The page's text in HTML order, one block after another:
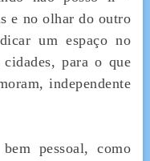
e no olhar do outro
um espaço no
para o que
independente
pessoal, como